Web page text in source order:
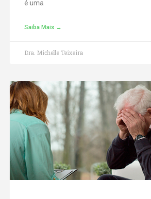
é uma
Saiba Mais →
Dra. Michelle Teixeira